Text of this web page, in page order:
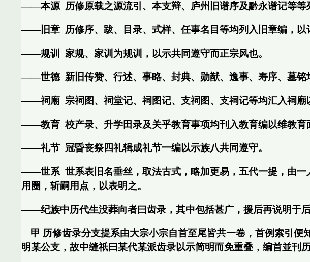
——本源 历修原载之源流引、本支辩、庐州旧谱序及黔永谱记等等
——旧章 历修序、跋、目录、式样、任事名目等均列入旧章编，以
——规训 家规、家训为规训，以示共同遵守而正宗风也。
——世德 新旧传赞、行述、事略、封典、勋猷、逸事、寿序、墓铭
——祠廟 宗祠图、祠堂记、祠图记、支祠图、支祠记等均汇入祠廟
——教育 校产录、升学田录及关乎教育事项均刊入教育编以维教育
——礼节 冠昏丧祭四礼辑成礼节一编以示族八共同遵守。
——世系 世系表旧名垂丝，取法古式，略加更易，五代一提，由
用圈，斩嗣用点，以表明之。
——纪族中历代生没葬向者曰齿录，其中包括甚广，援后再说明于后
甲 历修齿录分支提系由大宗小宗自首至尾皆共一卷，首例索引
明某公支，故中缝祇曰某代某派齿录以示简明而免重叠，编首並刊